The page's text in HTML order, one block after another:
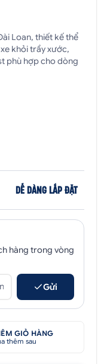
Loan, thiết kế thể
khỏi trầy xước,
phù hợp cho dòng
DỄ DÀNG LẮP ĐẶT
hàng trong vòng
Gửi
GIỎ HÀNG
thêm sau